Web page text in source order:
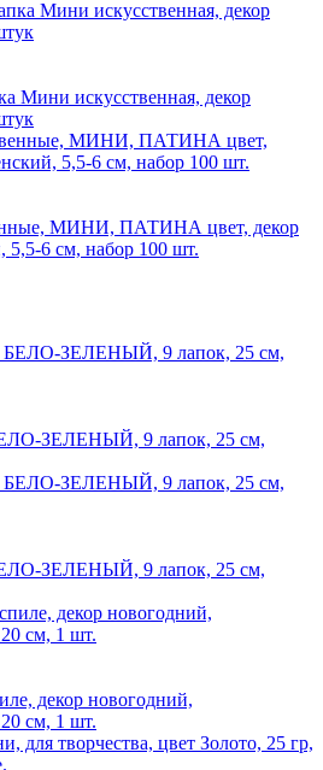
Мини искусственная, декор
МИНИ, ПАТИНА цвет, декор
5,5-6 см, набор 100 шт.
ЗЕЛЕНЫЙ, 9 лапок, 25 см,
ЗЕЛЕНЫЙ, 9 лапок, 25 см,
декор новогодний,
см, 1 шт.